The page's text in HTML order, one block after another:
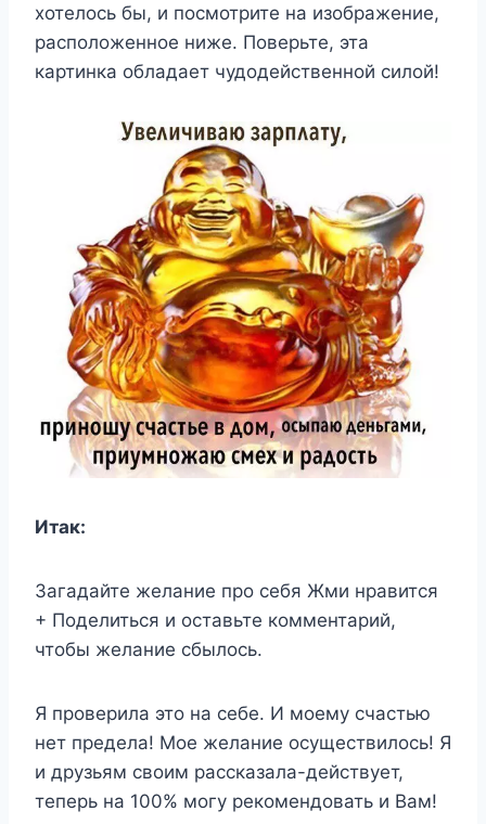
хотелось бы, и посмотрите на изображение,
расположенное ниже. Поверьте, эта
картинка обладает чудодейственной силой!
Итак:
Загадайте желание про себя Жми нравится
+ Поделиться и оставьте комментарий,
чтобы желание сбылось.
Я проверила это на себе. И моему счастью
нет предела! Мое желание осуществилось! Я
и друзьям своим рассказала-действует,
теперь на 100% могу рекомендовать и Вам!